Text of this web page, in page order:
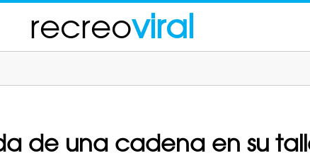
recreoviral
de una cadena en su